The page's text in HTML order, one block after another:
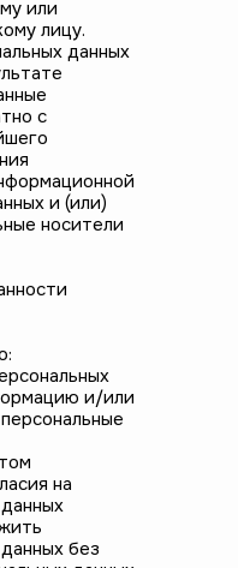
или
лицу.
данных
с
и (или)
носители
и/или
на
без